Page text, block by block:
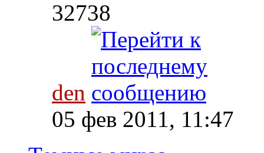
32738
den
05 фев 2011, 11:47